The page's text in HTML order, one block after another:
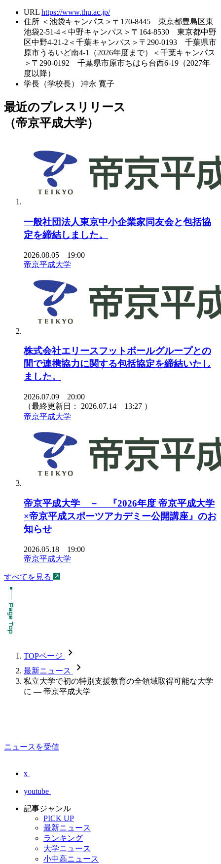
URL https://www.thu.ac.jp/
住所 ＜池袋キャンパス＞〒170-8445 東京都豊島区東
池袋2-51-4＜中野キャンパス＞〒164-8530 東京都中野
区中野4-21-2＜千葉キャンパス＞〒290-0193 千葉県市
原市うるいど南4-1（2026年度まで）＜千葉キャンパス
＞〒290-0192 千葉県市原市ちはら台西6-19（2027年
度以降）
学長（学校長）
冲永 寛子
最近のプレスリリース
（帝京平成大学）
一般社団法人東京中小企業家同友会と包括協
定を締結しました。
2026.08.05 19:00
帝京平成大学
株式会社エリースフットボールグループとの
間で連携協力に関する包括協定を締結いたし
ました。
2026.07.09 20:00
（最終更新日： 2026.07.14 13:27 ）
帝京平成大学
帝京平成大学 － 『2026年度 帝京平成大学
×帝京平成スポーツアカデミー公開講座』のお
知らせ
2026.05.18 19:00
帝京平成大学
すべてを見る
TOPページ chevron_forward
最新ニュース chevron_forward
私立大学で初の特別支援教育の全領域取得可能な大学
に — 帝京平成大学
ニュースを受信
x
youtube
記事ジャンル
PICK UP
最新ニュース
ランキング
大学ニュース
小中高ニュース